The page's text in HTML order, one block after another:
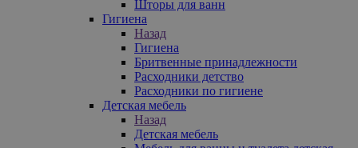
Шторы для ванн
Гигиена
Назад
Гигиена
Бритвенные принадлежности
Расходники детство
Расходники по гигиене
Детская мебель
Назад
Детская мебель